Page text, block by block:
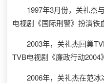
1997年3月份，关礼杰与
电视剧《国际刑警》扮演铁
2003年，关礼杰回巢
TVB电视剧《廉政行动2004
2006年，关礼杰在范冰